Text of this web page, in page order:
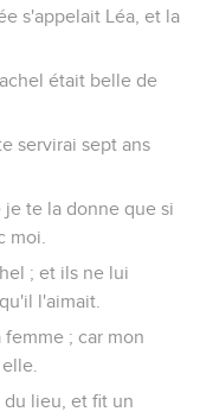
s'appelait Léa, et la
était belle de
servirai sept ans
je te la donne que si
moi.
; et ils ne lui
l'aimait.
femme ; car mon
du lieu, et fit un